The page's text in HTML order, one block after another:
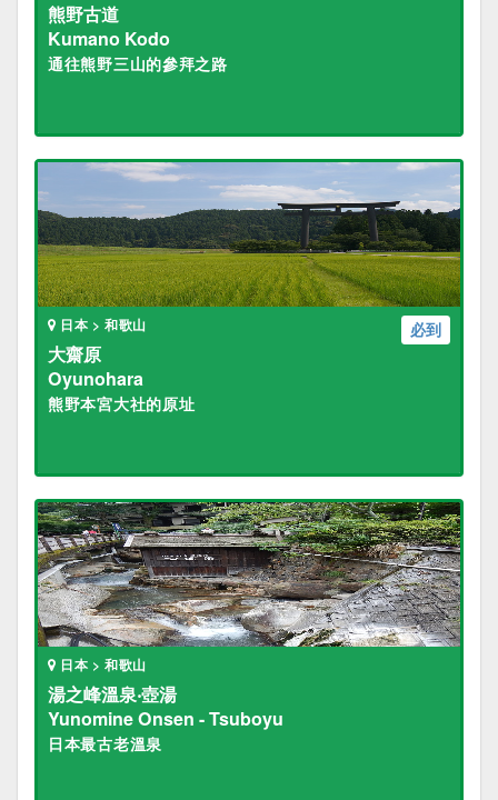
熊野古道
Kumano Kodo
通往熊野三山的參拜之路
必到
日本 > 和歌山
大齋原
Oyunohara
熊野本宮大社的原址
日本 > 和歌山
湯之峰溫泉‧壺湯
Yunomine Onsen - Tsuboyu
日本最古老溫泉